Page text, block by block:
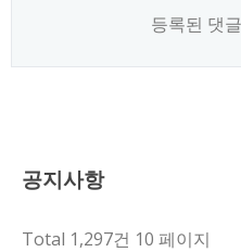
등록된 댓
공지사항
Total 1,297건 10 페이지